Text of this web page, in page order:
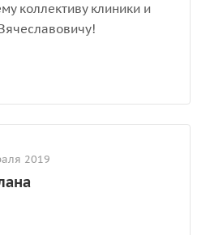
коллективу клиники и
2019